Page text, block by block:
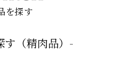
を探す
す（精肉品）-